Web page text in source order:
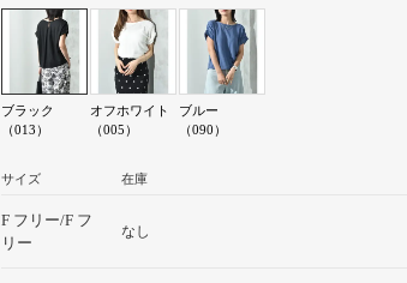
ブラック
（013）
オフホワイト
（005）
ブルー
（090）
サイズ 在庫
F フリー/F フ
リー
なし